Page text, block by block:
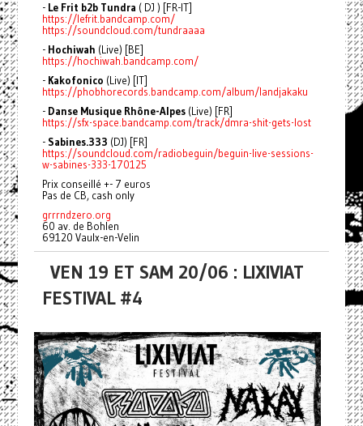
- Le Frit b2b Tundra ( DJ ) [FR-IT]
https://lefrit.bandcamp.com/
https://soundcloud.com/tundraaaa
- Hochiwah (Live) [BE]
https://hochiwah.bandcamp.com/
-Kakofonico (Live) [IT]
https://phobhorecords.bandcamp.com/album/landjakaku
- Danse Musique Rhône-Alpes(Live) [FR]
https://sfx-space.bandcamp.com/track/dmra-shit-gets-lost
- Sabines.333 (DJ) [FR]
https://soundcloud.com/radiobeguin/beguin-live-sessions-
w-sabines-333-170125
Prix conseillé +- 7 euros
Pas de CB, cash only
grrrndzero.org
60 av. de Bohlen
69120 Vaulx-en-Velin
VEN 19 ET SAM 20/06 : LIXIVIAT
FESTIVAL #4